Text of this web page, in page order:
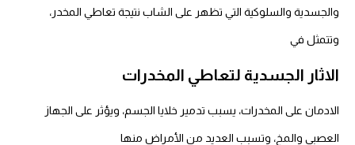
والجسدية والسلوكية التي تظهر على الشاب نتيجة تعاطي المخدر،
وتتمثل في
الاثار الجسدية لتعاطي المخدرات
الادمان على المخدرات، يسبب تدمير خلايا الجسم، ويؤثر على الجهاز
العصبي والمخ، وتسبب العديد من الأمراض منها